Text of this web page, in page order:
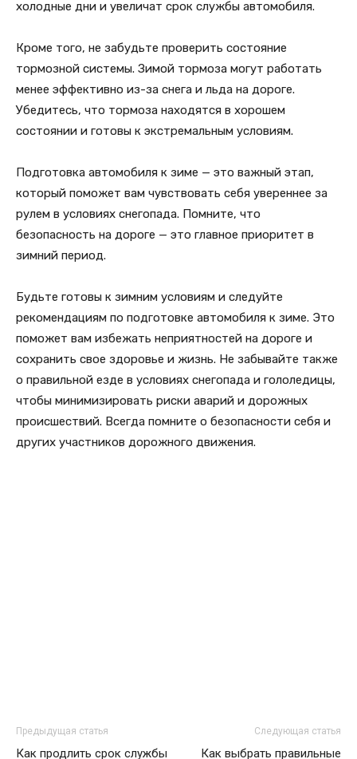
холодные дни и увеличат срок службы автомобиля.
Кроме того, не забудьте проверить состояние
тормозной системы. Зимой тормоза могут работать
менее эффективно из-за снега и льда на дороге.
Убедитесь, что тормоза находятся в хорошем
состоянии и готовы к экстремальным условиям.
Подготовка автомобиля к зиме — это важный этап,
который поможет вам чувствовать себя увереннее за
рулем в условиях снегопада. Помните, что
безопасность на дороге — это главное приоритет в
зимний период.
Будьте готовы к зимним условиям и следуйте
рекомендациям по подготовке автомобиля к зиме. Это
поможет вам избежать неприятностей на дороге и
сохранить свое здоровье и жизнь. Не забывайте также
о правильной езде в условиях снегопада и гололедицы,
чтобы минимизировать риски аварий и дорожных
происшествий. Всегда помните о безопасности себя и
других участников дорожного движения.
Предыдущая статья
Как продлить срок службы
Следующая статья
Как выбрать правильные